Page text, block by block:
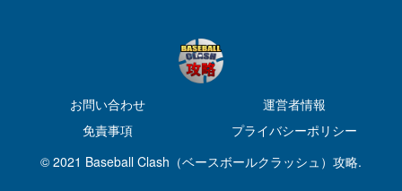
お問い合わせ
運営者情報
免責事項
プライバシーポリシー
© 2021 Baseball Clash（ベースボールクラッシュ）攻略.